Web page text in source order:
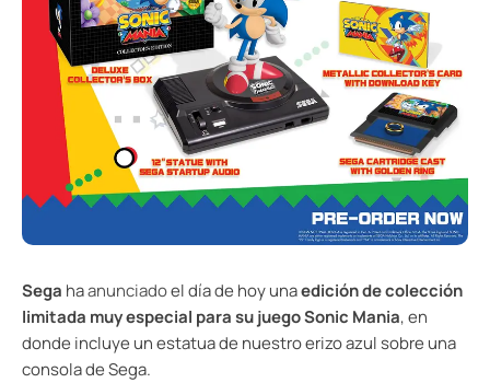
Sega haanunciadoel día de hoy unaedición de colección
limitada muy especial para su juego Sonic Mania, en
donde incluye un estatua de nuestro erizo azul sobre una
consola de Sega.